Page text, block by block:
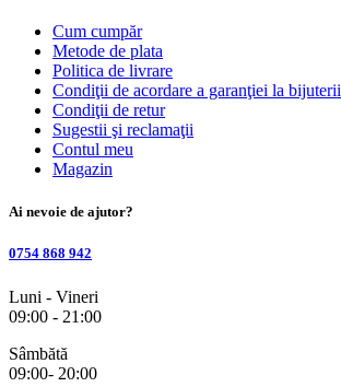
Cum cumpăr
Metode de plata
Politica de livrare
Condiţii de acordare a garanţiei la bijuterii
Condiţii de retur
Sugestii şi reclamaţii
Contul meu
Magazin
Ai nevoie de ajutor?
0754 868 942
Luni - Vineri
09:00 - 21:00
Sâmbătă
09:00- 20:00